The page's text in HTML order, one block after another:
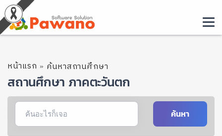
หน้าแรก ค้นหาสถานศึกษา
สถานศึกษา ภาคตะวันตก
ค้นหา